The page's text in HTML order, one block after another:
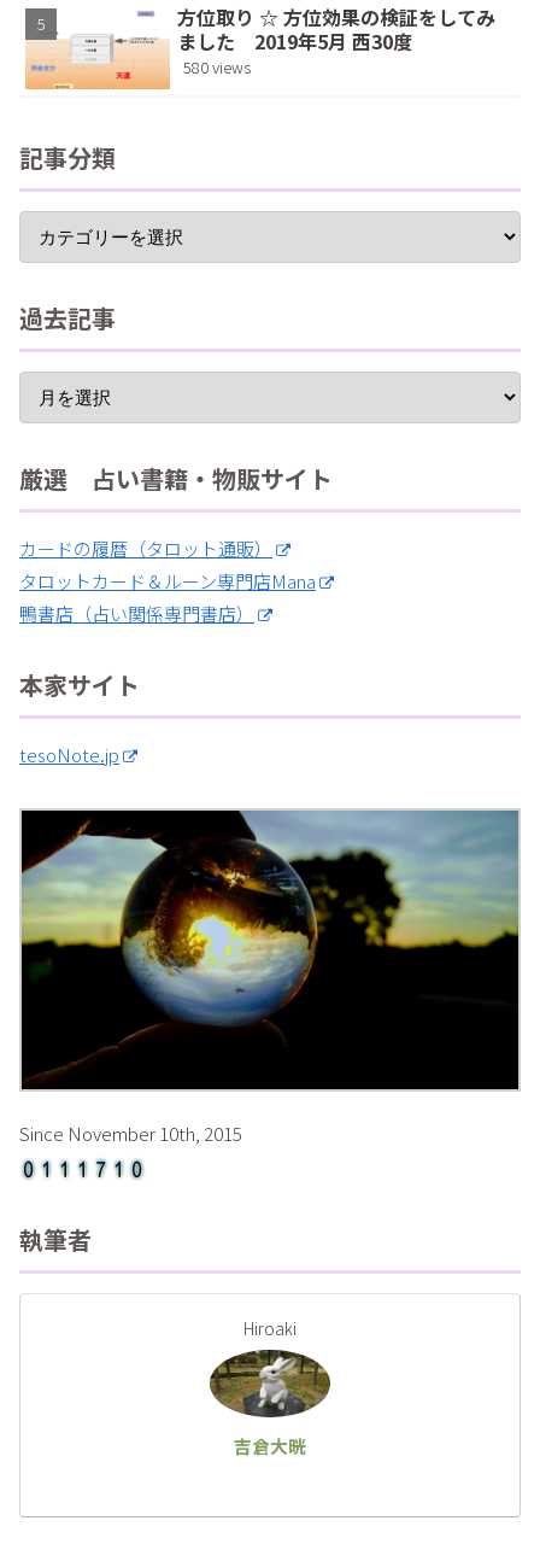
方位取り ☆ 方位効果の検証をしてみ
ました 2019年5月 西30度
580 views
記事分類
過去記事
厳選 占い書籍・物販サイト
カードの履暦（タロット通販）
タロットカード＆ルーン専門店Mana
鴨書店（占い関係専門書店）
本家サイト
tesoNote.jp
Since November 10th, 2015
執筆者
Hiroaki
吉倉大晄